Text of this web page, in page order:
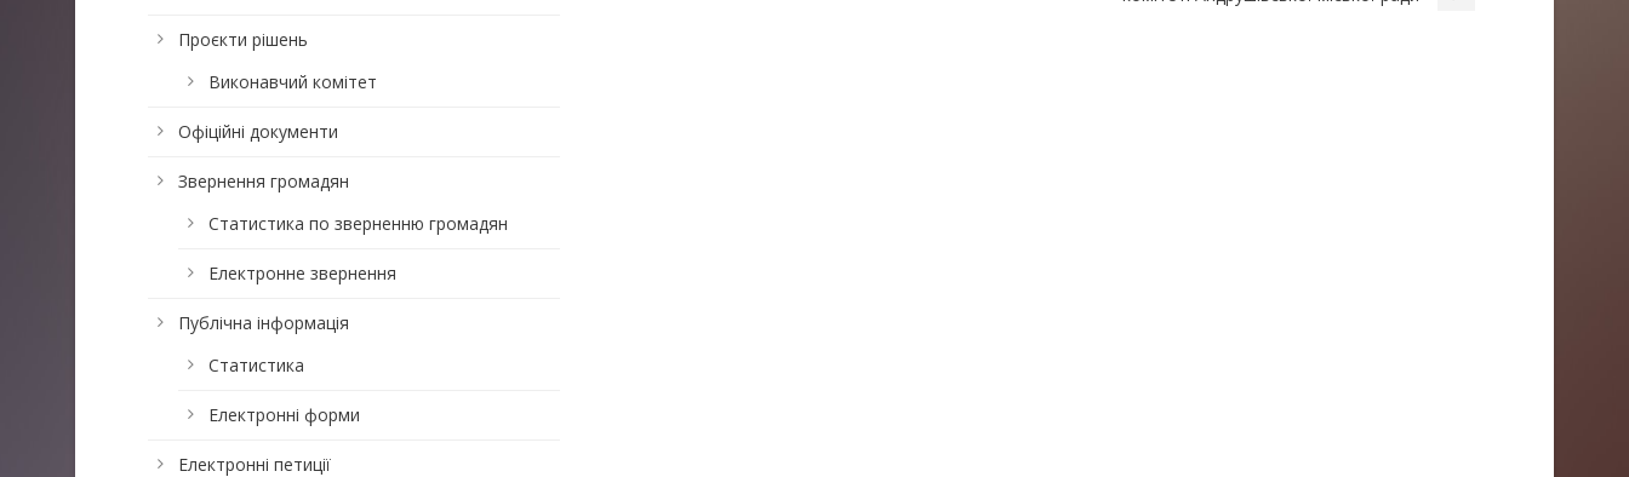
Проєкти рішень
Виконавчий комітет
Офіційні документи
Звернення громадян
Статистика по зверненню громадян
Електронне звернення
Публічна інформація
Статистика
Електронні форми
Електронні петиції